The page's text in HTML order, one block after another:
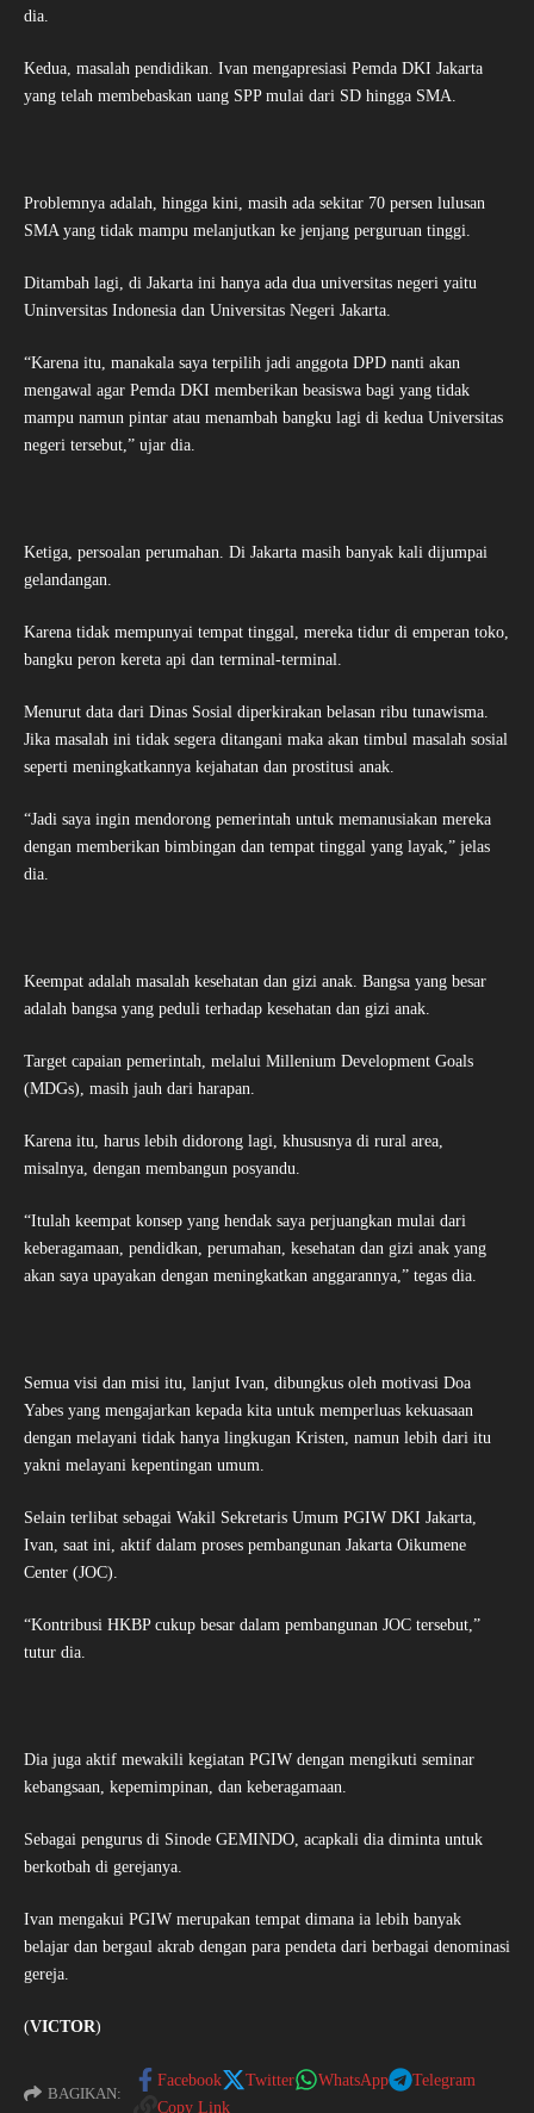
dia.
Kedua, masalah pendidikan. Ivan mengapresiasi Pemda DKI Jakarta
yang telah membebaskan uang SPP mulai dari SD hingga SMA.
Problemnya adalah, hingga kini, masih ada sekitar 70 persen lulusan
SMA yang tidak mampu melanjutkan ke jenjang perguruan tinggi.
Ditambah lagi, di Jakarta ini hanya ada dua universitas negeri yaitu
Uninversitas Indonesia dan Universitas Negeri Jakarta.
“Karena itu, manakala saya terpilih jadi anggota DPD nanti akan
mengawal agar Pemda DKI memberikan beasiswa bagi yang tidak
mampu namun pintar atau menambah bangku lagi di kedua Universitas
negeri tersebut,” ujar dia.
Ketiga, persoalan perumahan. Di Jakarta masih banyak kali dijumpai
gelandangan.
Karena tidak mempunyai tempat tinggal, mereka tidur di emperan toko,
bangku peron kereta api dan terminal-terminal.
Menurut data dari Dinas Sosial diperkirakan belasan ribu tunawisma.
Jika masalah ini tidak segera ditangani maka akan timbul masalah sosial
seperti meningkatkannya kejahatan dan prostitusi anak.
“Jadi saya ingin mendorong pemerintah untuk memanusiakan mereka
dengan memberikan bimbingan dan tempat tinggal yang layak,” jelas
dia.
Keempat adalah masalah kesehatan dan gizi anak. Bangsa yang besar
adalah bangsa yang peduli terhadap kesehatan dan gizi anak.
Target capaian pemerintah, melalui Millenium Development Goals
(MDGs), masih jauh dari harapan.
Karena itu, harus lebih didorong lagi, khususnya di rural area,
misalnya, dengan membangun posyandu.
“Itulah keempat konsep yang hendak saya perjuangkan mulai dari
keberagamaan, pendidkan, perumahan, kesehatan dan gizi anak yang
akan saya upayakan dengan meningkatkan anggarannya,” tegas dia.
Semua visi dan misi itu, lanjut Ivan, dibungkus oleh motivasi Doa
Yabes yang mengajarkan kepada kita untuk memperluas kekuasaan
dengan melayani tidak hanya lingkugan Kristen, namun lebih dari itu
yakni melayani kepentingan umum.
Selain terlibat sebagai Wakil Sekretaris Umum PGIW DKI Jakarta,
Ivan, saat ini, aktif dalam proses pembangunan Jakarta Oikumene
Center (JOC).
“Kontribusi HKBP cukup besar dalam pembangunan JOC tersebut,”
tutur dia.
Dia juga aktif mewakili kegiatan PGIW dengan mengikuti seminar
kebangsaan, kepemimpinan, dan keberagamaan.
Sebagai pengurus di Sinode GEMINDO, acapkali dia diminta untuk
berkotbah di gerejanya.
Ivan mengakui PGIW merupakan tempat dimana ia lebih banyak
belajar dan bergaul akrab dengan para pendeta dari berbagai denominasi
gereja.
(VICTOR)
BAGIKAN:
Facebook Twitter WhatsApp
Telegram
Copy Link